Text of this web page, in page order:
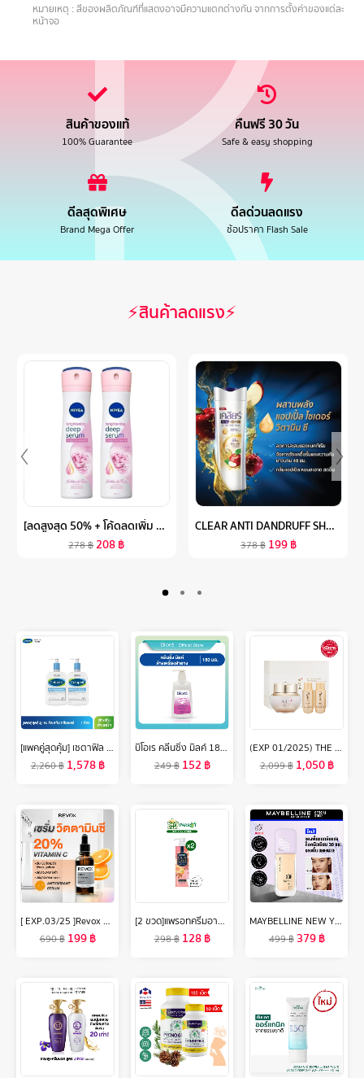
หมายเหตุ : สีของผลิตภัณฑ์ที่แสดงอาจมีความแตกต่างกัน จากการตั้งค่าของแต่ละ
หน้าจอ
สินค้าของแท้
100% Guarantee
คืนฟรี 30 วัน
Safe & easy shopping
ดีลสุดพิเศษ
Brand Mega Offer
ดีลด่วนลดแรง
ช้อปราคา Flash Sale
⚡สินค้าลดแรง⚡
[ลดสูงสุด 50% + โค้ดลดเพิ่ม 20%]นีเวีย ดีโอ สเปรย์ ฮอกไกโด โรส สำหรับผู้หญิง 150 มล. 2 ชิ้น NIVEA
278฿208฿
CLEAR ANTI DANDRUFF SHAMPOO (2 BOTTLES) เคลียร์ แชมพูขจัดรังแค (2 ขวด)
378฿ 199฿
[แพคคู่สุดคุ้ม] เซตาฟิล Cetaphil Gentle Skin Cleanser เจลทำความสะอาดผิวหน้าและผิวกาย สำหรับผิวบอบบาง แพ้ง่าย และทุกสภาพผิว 1 liter 2 ขวด
2,260฿ 1,578฿
บิโอเร คลีนซิ่ง มิลค์ 180 มล Biore Cleansing Milk 180 ml ล้างเครื่องสำอาง
249฿ 152฿
(EXP 01/2025) THE FACE SHOP YEHWADAM HWANSAENGGO SNOW GLOW DARK SPOT CORRECTING CREAM SPECIAL SET
2,099฿ 1,050฿
[ EXP.03/25 ]Revox B77 JUST VITAMIN C 20% ANTIOXIDANT SERUM 30 ml เซรั่มวิตซีเข้มข้น 20%เนื้อบางเบา ไม่ระคายผิว
690฿ 199฿
[2 ขวด]แพรอทครีมอาบน้ำ ออยล์อินบาธ ไวท์ เพอร์เฟค 400 มล. สีชมพู [Bundle 2]Parrot Oil In Bath White Perfect 400ML สบู่เหลว Liquid soap
298฿ 128฿
MAYBELLINE NEW YORK SUPERSTAY LUMIMATTE FOUNDATION 35ml รองพื้นเมย์เบลลีน นิวยอร์ก ซุปเปอร์สเตย์ ลูมิแมท 35มล. รองพื้นแมทล้อแสง ติดทนนาน 30ชม.
499฿ 379฿